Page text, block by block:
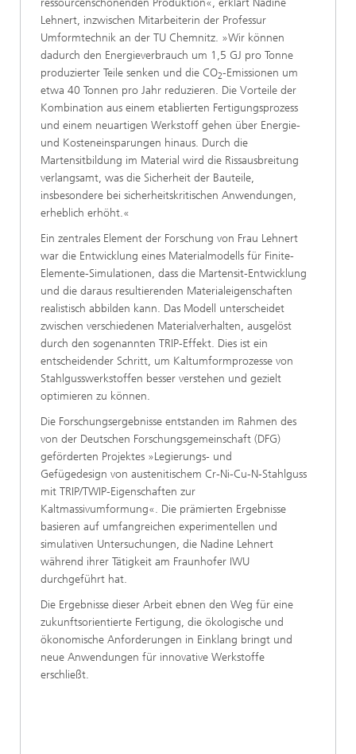
ressourcenschonenden Produktion«, erklärt Nadine
Lehnert, inzwischen Mitarbeiterin der Professur
Umformtechnik an der TU Chemnitz. »Wir können
dadurch den Energieverbrauch um 1,5 GJ pro Tonne
produzierter Teile senken und die CO2-Emissionen um
etwa 40 Tonnen pro Jahr reduzieren. Die Vorteile der
Kombination aus einem etablierten Fertigungsprozess
und einem neuartigen Werkstoff gehen über Energie-
und Kosteneinsparungen hinaus. Durch die
Martensitbildung im Material wird die Rissausbreitung
verlangsamt, was die Sicherheit der Bauteile,
insbesondere bei sicherheitskritischen Anwendungen,
erheblich erhöht.«
Ein zentrales Element der Forschung von Frau Lehnert
war die Entwicklung eines Materialmodells für Finite-
Elemente-Simulationen, dass die Martensit-Entwicklung
und die daraus resultierenden Materialeigenschaften
realistisch abbilden kann. Das Modell unterscheidet
zwischen verschiedenen Materialverhalten, ausgelöst
durch den sogenannten TRIP-Effekt. Dies ist ein
entscheidender Schritt, um Kaltumformprozesse von
Stahlgusswerkstoffen besser verstehen und gezielt
optimieren zu können.
Die Forschungsergebnisse entstanden im Rahmen des
von der Deutschen Forschungsgemeinschaft (DFG)
geförderten Projektes »Legierungs- und
Gefügedesign von austenitischem Cr-Ni-Cu-N-Stahlguss
mit TRIP/TWIP-Eigenschaften zur
Kaltmassivumformung«. Die prämierten Ergebnisse
basieren auf umfangreichen experimentellen und
simulativen Untersuchungen, die Nadine Lehnert
während ihrer Tätigkeit am Fraunhofer IWU
durchgeführt hat.
Die Ergebnisse dieser Arbeit ebnen den Weg für eine
zukunftsorientierte Fertigung, die ökologische und
ökonomische Anforderungen in Einklang bringt und
neue Anwendungen für innovative Werkstoffe
erschließt.